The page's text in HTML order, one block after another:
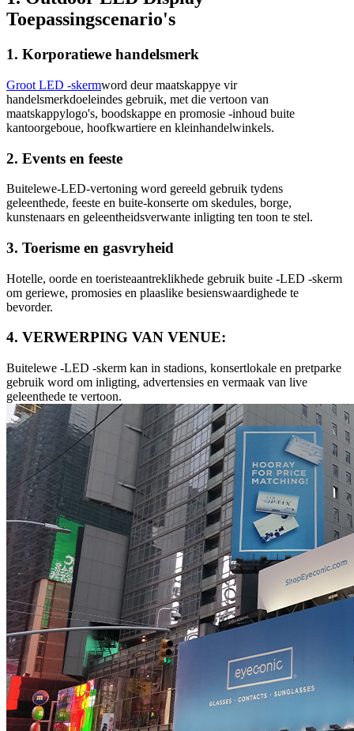
Toepassingscenario's
1. Korporatiewe handelsmerk
Groot LED -skermword deur maatskappye vir
handelsmerkdoeleindes gebruik, met die vertoon van
maatskappylogo's, boodskappe en promosie -inhoud buite
kantoorgeboue, hoofkwartiere en kleinhandelwinkels.
2. Events en feeste
Buitelewe-LED-vertoning word gereeld gebruik tydens
geleenthede, feeste en buite-konserte om skedules, borge,
kunstenaars en geleentheidsverwante inligting ten toon te stel.
3. Toerisme en gasvryheid
Hotelle, oorde en toeristeaantreklikhede gebruik buite -LED -skerm
om geriewe, promosies en plaaslike besienswaardighede te
bevorder.
4. VERWERPING VAN VENUE:
Buitelewe -LED -skerm kan in stadions, konsertlokale en pretparke
gebruik word om inligting, advertensies en vermaak van live
geleenthede te vertoon.